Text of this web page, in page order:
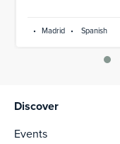
• Madrid • Spanish
Discover
Events